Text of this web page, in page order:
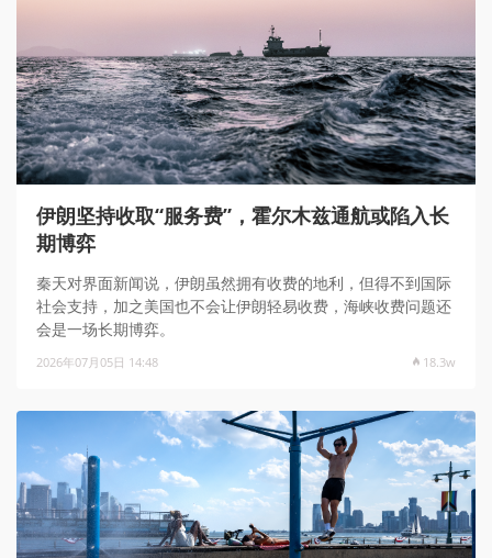
伊朗坚持收取“服务费”，霍尔木兹通航或陷入长
期博弈
秦天对界面新闻说，伊朗虽然拥有收费的地利，但得不到国际
社会支持，加之美国也不会让伊朗轻易收费，海峡收费问题还
会是一场长期博弈。
2026年07月05日 14:48 18.3w